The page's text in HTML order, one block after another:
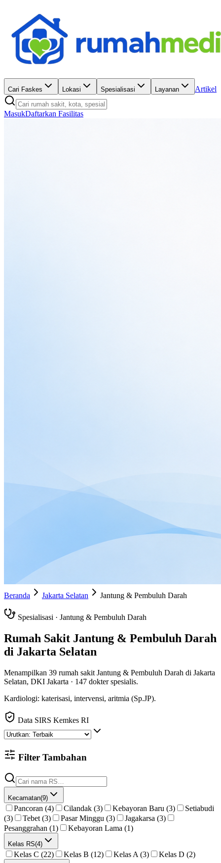
Cari Faskes Lokasi Spesialisasi Layanan Artikel
MasukDaftarkan Fasilitas
Beranda Jakarta Selatan Jantung & Pembuluh Darah
Spesialisasi · Jantung & Pembuluh Darah
Rumah Sakit Jantung & Pembuluh Darah
di Jakarta Selatan
Menampilkan 39 rumah sakit Jantung & Pembuluh Darah di Jakarta
Selatan, DKI Jakarta · 147 dokter spesialis.
Kardiologi: katerisasi, intervensi, aritmia (Sp.JP).
Data SIRS Kemkes RI
Filter Tambahan
Kecamatan(9)
Pancoran (4) Cilandak (3) Kebayoran Baru (3)
Setiabudi
(3)
Tebet (3) Pasar Minggu (3)
Jagakarsa (3)
Pesanggrahan (1)
Kebayoran Lama (1)
Kelas RS(4)
Kelas C (22) Kelas B (12) Kelas A (3) Kelas D (2)